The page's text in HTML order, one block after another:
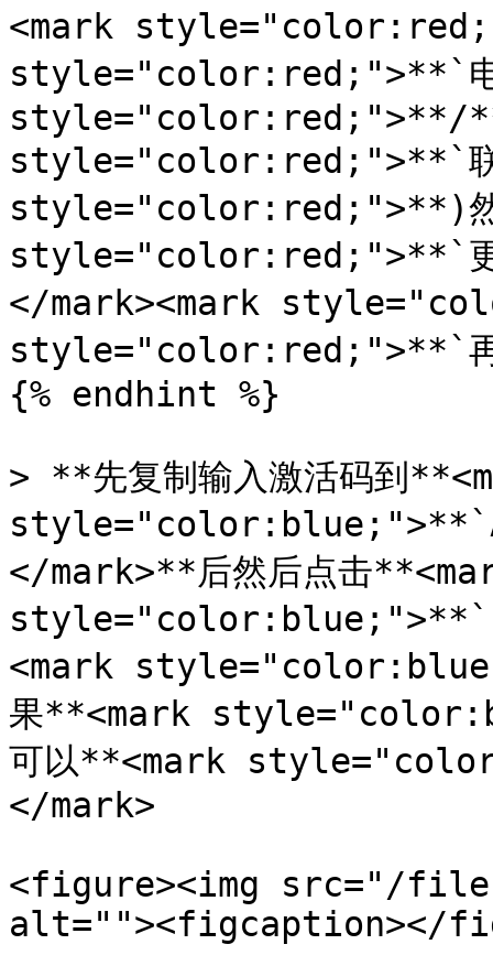
<mark
style="color:red;">**`电
style="color:red;">**/
style="color:red;">**`联
style="color:red;">**)然
style="color:red;">**`更
</mark><mark
style="color:red;">**`再
{% endhint %}
> **先复制输入激活码到
</mark>**后然后点击
<mark
果**<mark
可以**<mark
</mark>
<figure><img src="/files/
alt=""><figcaption></